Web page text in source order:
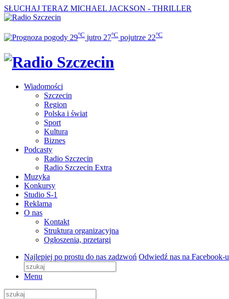
SŁUCHAJ TERAZ MICHAEL JACKSON - THRILLER
29°C jutro 27°C pojutrze 22°C
Wiadomości
Szczecin
Region
Polska i świat
Sport
Kultura
Biznes
Podcasty
Radio Szczecin
Radio Szczecin Extra
Muzyka
Konkursy
Studio S-1
Reklama
O nas
Kontakt
Struktura organizacyjna
Ogłoszenia, przetargi
Najlepiej po prostu do nas zadzwoń Odwiedź nas na Facebook-u
Menu